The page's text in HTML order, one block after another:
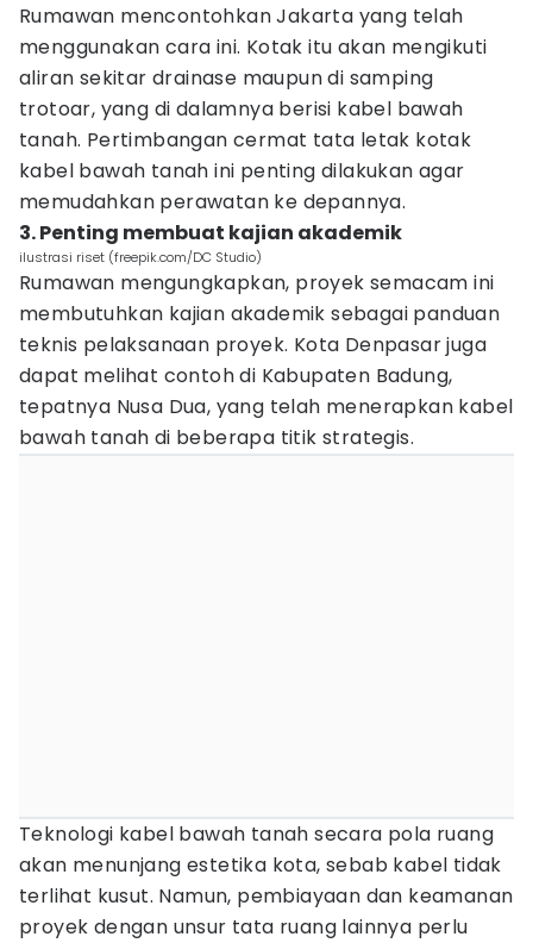
Rumawan mencontohkan Jakarta yang telah
menggunakan cara ini. Kotak itu akan mengikuti
aliran sekitar drainase maupun di samping
trotoar, yang di dalamnya berisi kabel bawah
tanah. Pertimbangan cermat tata letak kotak
kabel bawah tanah ini penting dilakukan agar
memudahkan perawatan ke depannya.
3. Penting membuat kajian akademik
ilustrasi riset (freepik.com/DC Studio)
Rumawan mengungkapkan, proyek semacam ini
membutuhkan kajian akademik sebagai panduan
teknis pelaksanaan proyek. Kota Denpasar juga
dapat melihat contoh di Kabupaten Badung,
tepatnya Nusa Dua, yang telah menerapkan kabel
bawah tanah di beberapa titik strategis.
Teknologi kabel bawah tanah secara pola ruang
akan menunjang estetika kota, sebab kabel tidak
terlihat kusut. Namun, pembiayaan dan keamanan
proyek dengan unsur tata ruang lainnya perlu